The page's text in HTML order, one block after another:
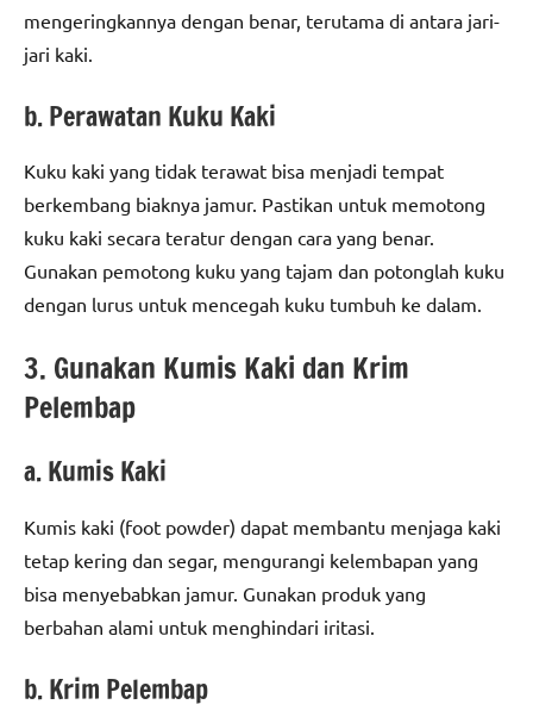
mengeringkannya dengan benar, terutama di antara jari-
jari kaki.
b. Perawatan Kuku Kaki
Kuku kaki yang tidak terawat bisa menjadi tempat
berkembang biaknya jamur. Pastikan untuk memotong
kuku kaki secara teratur dengan cara yang benar.
Gunakan pemotong kuku yang tajam dan potonglah kuku
dengan lurus untuk mencegah kuku tumbuh ke dalam.
3. Gunakan Kumis Kaki dan Krim
Pelembap
a. Kumis Kaki
Kumis kaki (foot powder) dapat membantu menjaga kaki
tetap kering dan segar, mengurangi kelembapan yang
bisa menyebabkan jamur. Gunakan produk yang
berbahan alami untuk menghindari iritasi.
b. Krim Pelembap